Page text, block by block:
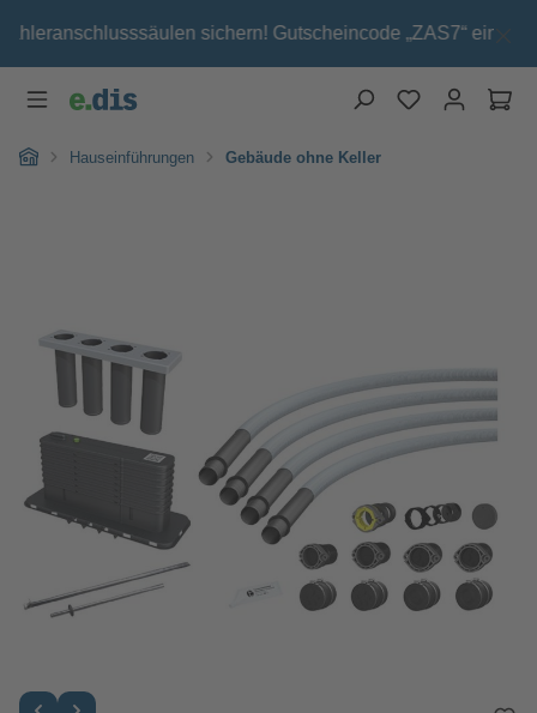
Zum Hauptinhalt springensichern! Gutscheincode „ZAS7“ einfach
HomeHauseinführungen Gebäude ohne Keller